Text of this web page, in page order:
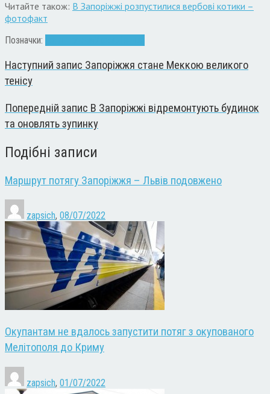
Читайте також: В Запоріжжі розпустилися вербові котики –
фотофакт
Позначки:
Наступний запис Запоріжжя стане Меккою великого
тенісу
Попередній запис В Запоріжжі відремонтують будинок
та оновлять зупинку
Подібні записи
Маршрут потягу Запоріжжя – Львів подовжено
zapsich, 08/07/2022
Окупантам не вдалось запустити потяг з окупованого
Мелітополя до Криму
zapsich, 01/07/2022